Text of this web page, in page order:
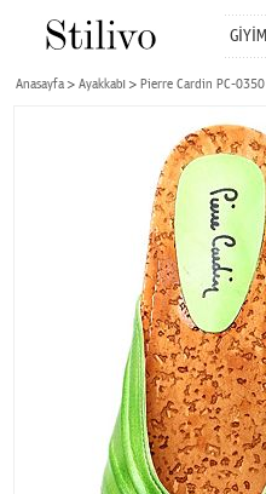
GİYİM
Anasayfa Ayakkabı Pierre Cardin PC-0350